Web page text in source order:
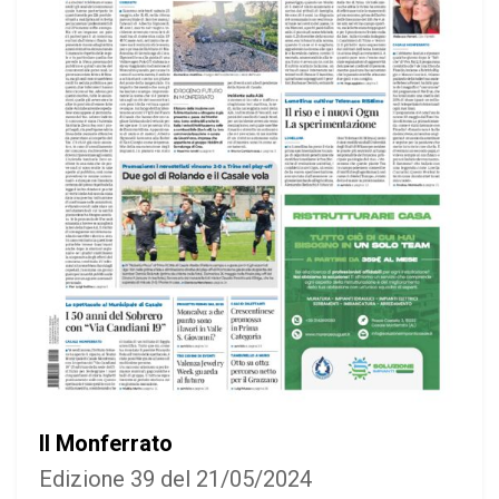
Il Monferrato
Edizione 39 del 21/05/2024